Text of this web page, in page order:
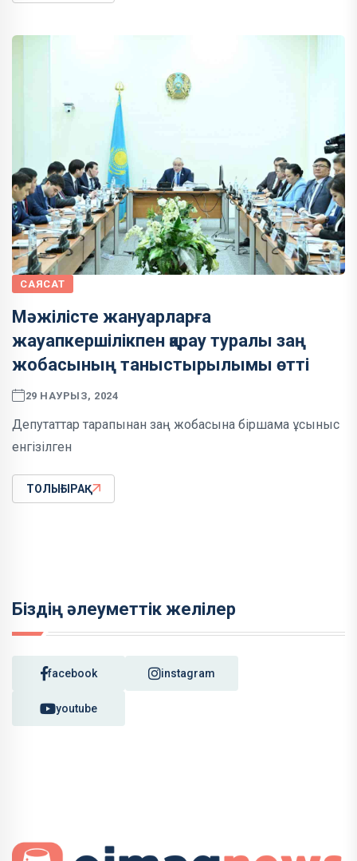
САЯСАТ
Мәжілісте жануарларға
жауапкершілікпен қарау туралы заң
жобасының таныстырылымы өтті
29 НАУРЫЗ, 2024
Депутаттар тарапынан заң жобасына біршама ұсыныс
енгізілген
ТОЛЫҒЫРАҚ
Біздің әлеуметтік желілер
facebook instagram
youtube